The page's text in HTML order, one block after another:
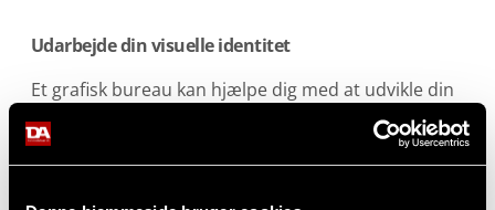
Udarbejde din visuelle identitet
Et grafisk bureau kan hjælpe dig med at udvikle din
kampagner, som et grafisk bureau kan hjælpe dig
med at udarbejde. Hvis du gerne vil gøre dit brand